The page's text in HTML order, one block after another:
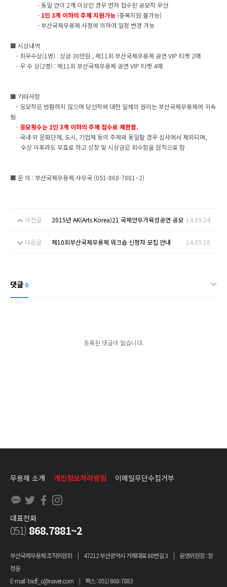
- 동일 안이 2개 이상인 경우 먼저 접수된 공모작 우선
- 1인 3개 이하의 주제 지원가능 (중복지원 불가능)
- 부산국제무용제 사정에 의하여 일정 변경 가능
■ 시상내역
- 최우수상(1명) : 상금 30만원 , 제11회 부산국제무용제 공연 VIP 티켓 2매
- 우 수 상(2명) : 제11회 부산국제무용제 공연 VIP 티켓 4매
■ 기타사항
- 응모작은 반환하지 않으며 당선작에 대한 일체의 권리는 부산국제무용제에 귀속
됨
- 응모횟수는 1인 3개 이하의 주제 접수로 제한함.
- 국내·외 문화단체, 도시, 기업체 등의 주제와 동일할 경우 심사에서 제외되며,
수상 이후라도 무효로 하고 상장 및 시상금은 회수함을 원칙으로 함
■ 문 의 : 부산국제무용제 사무국 (051-868-7881~2)
이전글 2015년 AK(Arts Korea)21 국제안무가육성공연 공모 14.09.24
다음글 제10회부산국제무용제 워크숍 신청자 모집 안내 14.05.18
댓글 0
등록된 댓글이 없습니다.
무용제 소개 개인정보처리방침 이메일무단수집거부
부산국제무용제 조직위원회 | 47212 부산광역시 거제대로 60번길 3 | 운영위원장 : 장
정윤
E-mail : bidf_c@naver.com
| 팩스 : 051) 868-7883
대표전화
051) 868.7881~2